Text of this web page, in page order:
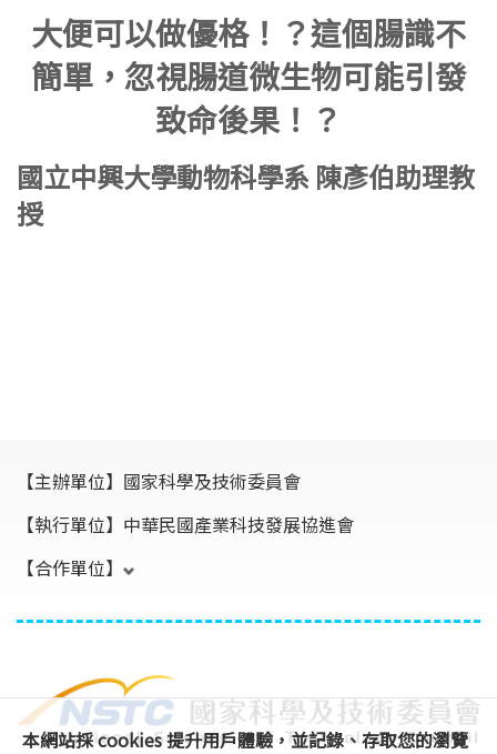
大便可以做優格！？這個腸識不
簡單，忽視腸道微生物可能引發
致命後果！？
國立中興大學動物科學系 陳彥伯助理教
授
【主辦單位】 國家科學及技術委員會
【執行單位】 中華民國產業科技發展協進會
【合作單位】
本網站採 cookies 提升用戶體驗，並記錄、存取您的瀏覽